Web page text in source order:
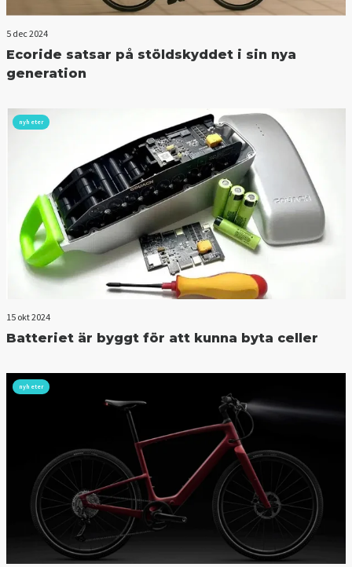
5 dec 2024
Ecoride satsar på stöldskyddet i sin nya
generation
nyheter
15 okt 2024
Batteriet är byggt för att kunna byta celler
nyheter